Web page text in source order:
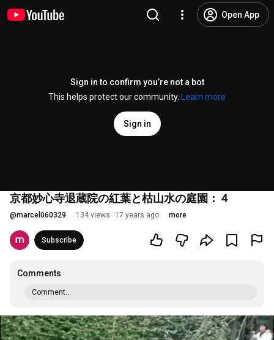
Open App
Sign in to confirm you’re not a bot
This helps protect our community.
Learn more
Sign in
京都妙心寺退蔵院の紅葉と枯山水の庭園：４
@marcel060329 134 views 17 years ago more
Subscribe
Comments
Comment...